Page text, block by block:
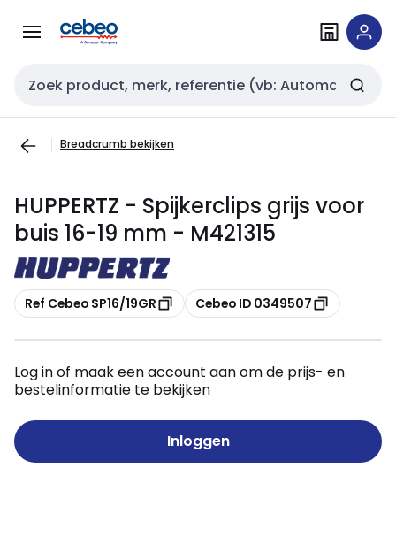
naar
naar
Zoekveld invoer
Breadcrumb bekijken
HUPPERTZ - Spijkerclips grijs voor
buis 16-19 mm - M421315
Kopiëren
Ref Cebeo SP16/19GR Kopiëren
Cebeo ID 0349507
Log in of maak een account aan om de prijs- en
bestelinformatie te bekijken
Inloggen